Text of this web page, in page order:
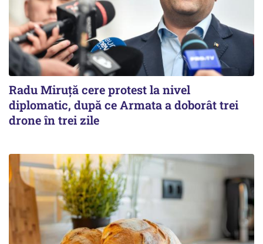
Radu Miruţă cere protest la nivel
diplomatic, după ce Armata a doborât trei
drone în trei zile